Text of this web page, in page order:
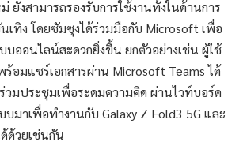
ยังสามารถรองรับการใช้งานทั้งในด้านการ
เทิง โดยซัมซุงได้ร่วมมือกับ Microsoft เพื่อ
บออนไลน์สะดวกยิ่งขึ้น ยกตัวอย่างเช่น ผู้ใช้
อมแชร์เอกสารผ่าน Microsoft Teams ได้
วมประชุมเพื่อระดมความคิด ผ่านไวท์บอร์ด
มาเพื่อทำงานกับ Galaxy Z Fold3 5G และ
ด้วยเช่นกัน